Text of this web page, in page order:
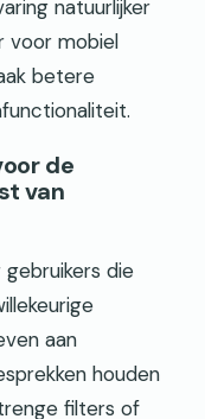
natuurlijker
voor mobiel
betere
de
van
die
aan
houden
filters of